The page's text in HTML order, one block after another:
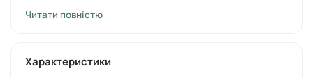
Особливості терки для стоп STALEKS EXPERT 10 TYPE 2:
розмір
26 х 6 см;
Читати повністю
Характеристики